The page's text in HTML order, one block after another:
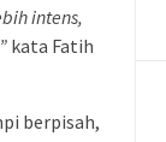
intens,
kata Fatih
berpisah,